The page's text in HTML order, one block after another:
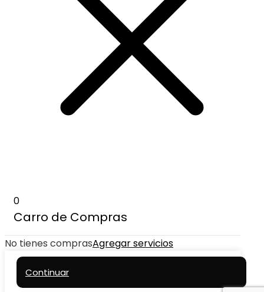
0
Carro de Compras
No tienes comprasAgregar servicios
Continuar